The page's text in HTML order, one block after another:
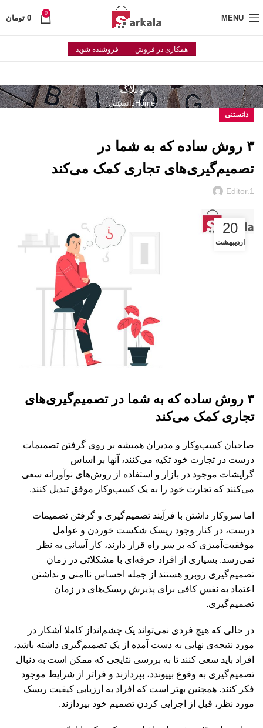
MENU
0
0 تومان
همکاری در فروش فروشنده شوید
وبلاگ
Homeدانستنی
دانستنی
۳ روش ساده که به شما در
تصمیم‌گیری‌های تجاری کمک می‌کند
Editor.1
20
اردیبهشت
۳ روش ساده که به شما در تصمیم‌گیری‌های
تجاری کمک می‌کند
صاحبان کسب‌وکار و مدیران همیشه بر روی گرفتن تصمیمات
درست در تجارت خود تکیه می‌کنند، آنها بر اساس
گرایشات موجود در بازار و استفاده از روش‌های نوآورانه سعی
می‌کنند که تجارت خود را به یک کسب‌وکار موفق تبدیل کنند.
اما سروکار داشتن با فرآیند تصمیم‌گیری و گرفتن تصمیمات
درست، در کنار وجود ریسک شکست خوردن و عوامل
موفقیت‌آمیزی که بر سر راه قرار دارند، کار آسانی به نظر
نمی‌رسد. بسیاری از افراد حرفه‌ای با مشکلاتی در زمان
تصمیم‌گیری روبرو هستند از جمله احساس ناامنی و نداشتن
اعتماد به نفس کافی برای پذیرش ریسک‌های در زمان
تصمیم‌گیری‌.
در حالی که هیچ فردی نمی‌تواند یک چشم‌انداز کاملا آشکار در
مورد نتیجه‌ی نهایی به دست آمده از یک تصمیم‌گیری داشته باشد،
افراد باید سعی کنند تا به بررسی نتایجی که ممکن است به دنبال
تصمیم‌گیری به وقوع بپیوندد، بپردازند و فراتر از شرایط موجود
فکر کنند. همچنین بهتر است که افراد به ارزیابی کیفیت ریسک
مورد نظر، قبل از اجرایی کردن تصمیم خود بپردازند.